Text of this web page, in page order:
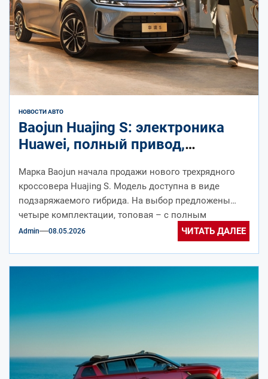
НОВОСТИ АВТО
Baojun Huajing S: электроника
Huawei, полный привод,
конкурентах
Марка Baojun начала продажи нового трехрядного
кроссовера Huajing S. Модель доступна в виде
подзаряжаемого гибрида. На выбор предложены
четыре комплектации, топовая – с полным
приводом....
Admin 08.05.2026 ЧИТАТЬ ДАЛЕЕ